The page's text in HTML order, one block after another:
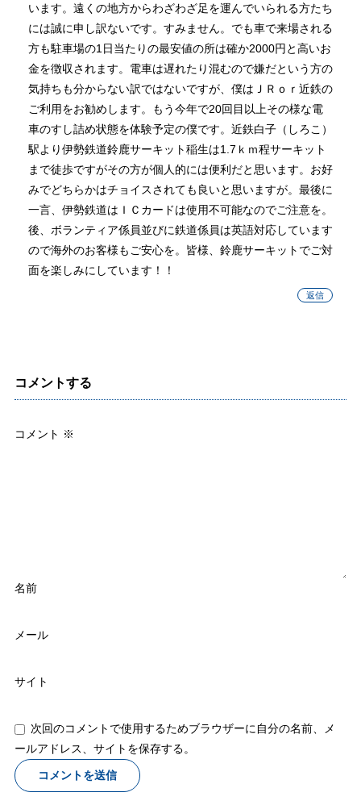
います。遠くの地方からわざわざ足を運んでいられる方たち
には誠に申し訳ないです。すみません。でも車で来場される
方も駐車場の1日当たりの最安値の所は確か2000円と高いお
金を徴収されます。電車は遅れたり混むので嫌だという方の
気持ちも分からない訳ではないですが、僕はＪＲｏｒ近鉄の
ご利用をお勧めします。もう今年で20回目以上その様な電
車のすし詰め状態を体験予定の僕です。近鉄白子（しろこ）
駅より伊勢鉄道鈴鹿サーキット稲生は1.7ｋｍ程サーキット
まで徒歩ですがその方が個人的には便利だと思います。お好
みでどちらかはチョイスされても良いと思いますが。最後に
一言、伊勢鉄道はＩＣカードは使用不可能なのでご注意を。
後、ボランティア係員並びに鉄道係員は英語対応しています
ので海外のお客様もご安心を。皆様、鈴鹿サーキットでご対
面を楽しみにしています！！
返信
コメントする
コメント ※
名前
メール
サイト
次回のコメントで使用するためブラウザーに自分の名前、メ
ールアドレス、サイトを保存する。